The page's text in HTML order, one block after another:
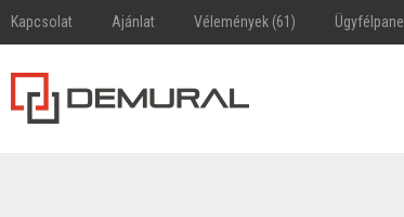
Kapcsolat Ajánlat Vélemények (61) Ügyfélpanel